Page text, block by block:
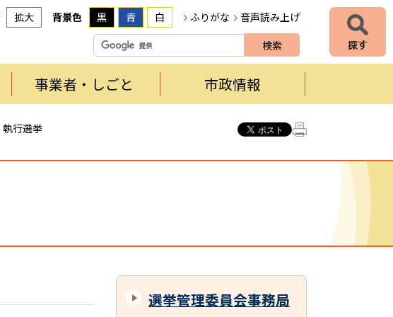
拡大 背景色 黒 青 白 ふりがな 音声読み上げ
事業者・しごと 市政情報
執行選挙
選挙管理委員会事務局